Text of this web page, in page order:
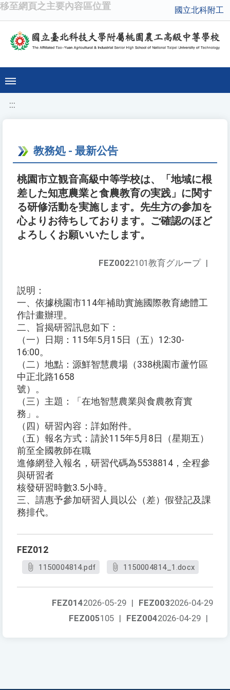
移至網頁之主要內容區位置 國立北科附工
:::
教務処 - 最新公告
桃園市立観音高級中等学校は、「地域に根
差した知恵農業と食農教育の実践」に関す
る研修活動を実施します。先生方の参加を
心よりお待ちしております。ご確認のほど
よろしくお願いいたします。
FEZ0022101教育グループ |
説明：
一、依據桃園市114年補助實施國際教育總體工
作計畫辦理。
二、旨揭研習訊息如下：
（一）日期：115年5月15日（五）12:30-
16:00。
（二）地點：源鮮智慧農場（338桃園市蘆竹區
中正北路1658
號）。
（三）主題：「在地智慧農業與食農教育實
務」。
（四）研習內容：詳如附件。
（五）報名方式：請於115年5月8日（星期五）
前至全國教師在職
進修網登入報名，研習代碼為5538814，全程參
與研習者
核發研習時數3.5小時。
三、請惠予參加研習人員以公（差）假登記及課
務排代。
FEZ012
1150004814.pdf 1150004814_1.docx
FEZ0032026-04-29
FEZ0142026-05-29 |
FEZ0042026-04-29 |
FEZ005105 |